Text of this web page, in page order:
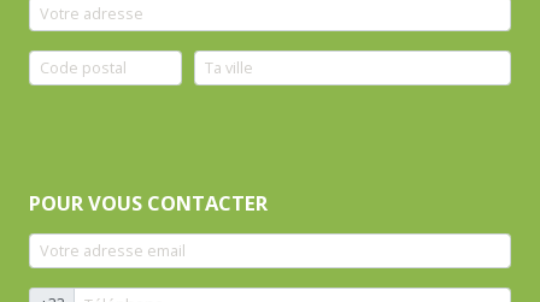
POUR VOUS CONTACTER